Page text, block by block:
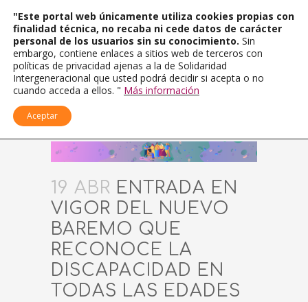
19 ABR ENTRADA EN
VIGOR DEL NUEVO
BAREMO QUE
RECONOCE LA
DISCAPACIDAD EN
TODAS LAS EDADES
"Este portal web únicamente utiliza cookies propias con
finalidad técnica, no recaba ni cede datos de carácter
personal de los usuarios sin su conocimiento. Sin
embargo, contiene enlaces a sitios web de terceros con
políticas de privacidad ajenas a la de Solidaridad
Intergeneracional que usted podrá decidir si acepta o no
cuando acceda a ellos. " Más información
Aceptar